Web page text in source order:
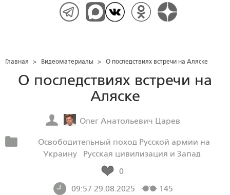
Главная > Видеоматериалы > О последствиях встречи на Аляске
О последствиях встречи на
Аляске
Олег Анатольевич Царев
Освободительный поход Русской армии на
Украину
Русская цивилизация и Запад
0
09:57 29.08.2025
145